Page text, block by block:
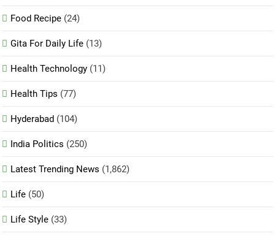
Food Recipe (24)
Gita For Daily Life (13)
Health Technology (11)
Health Tips (77)
Hyderabad (104)
India Politics (250)
Latest Trending News (1,862)
Life (50)
Life Style (33)